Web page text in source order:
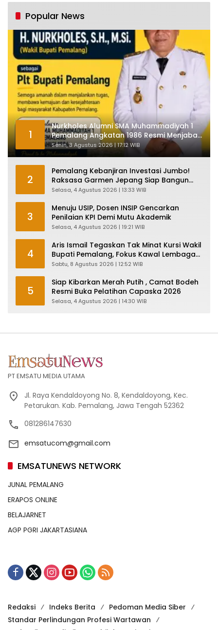
Tumbuh Tapi Rapuh
Popular News
1
Nurkholes Alumni SMA Muhammadiyah 1
Pemalang Angkatan 1986 Resmi Menjabat
Plt Bupati, Inilah Pesan Ketua Asmam 86
Senin, 3 Agustus 2026 | 17:12 WIB
2
Pemalang Kebanjiran Investasi Jumbo!
Raksasa Garmen Jepang Siap Bangun
Pabrik dan Serap Ribuan Tenaga Kerja
Selasa, 4 Agustus 2026 | 13:33 WIB
3
Menuju USIP, Dosen INSIP Gencarkan
Penilaian KPI Demi Mutu Akademik
Selasa, 4 Agustus 2026 | 19:21 WIB
4
Aris Ismail Tegaskan Tak Minat Kursi Wakil
Bupati Pemalang, Fokus Kawal Lembaga
Legislatif
Sabtu, 8 Agustus 2026 | 12:52 WIB
5
Siap Kibarkan Merah Putih , Camat Bodeh
Resmi Buka Pelatihan Capaska 2026
Selasa, 4 Agustus 2026 | 14:30 WIB
PT EMSATU MEDIA UTAMA
Jl. Raya Kendaldoyong No. 8, Kendaldoyong, Kec.
Petarukan. Kab. Pemalang, Jawa Tengah 52362
081286147630
emsatucom@gmail.com
EMSATUNEWS NETWORK
JUNAL PEMALANG
ERAPOS ONLINE
BELAJARNET
AGP PGRI JAKARTASIANA
Redaksi Indeks Berita
Pedoman Media Siber
Standar Perlindungan Profesi Wartawan